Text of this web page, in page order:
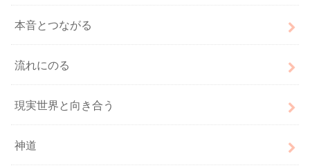
本音とつながる
流れにのる
現実世界と向き合う
神道